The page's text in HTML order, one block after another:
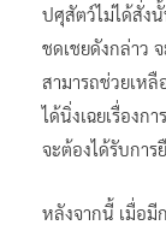
ปศุสัตว์ไม่ได้สั่ง
ชดเชยดังกล่าว
สามารถช่วยเหลื
ได้นิ่งเฉยเรื่องก
จะต้องได้รับกา
หลังจากนี้ เมื่อมี